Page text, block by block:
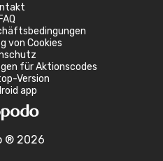
FAQ
von Cookies
für Aktionscodes
Version
app
® 2026